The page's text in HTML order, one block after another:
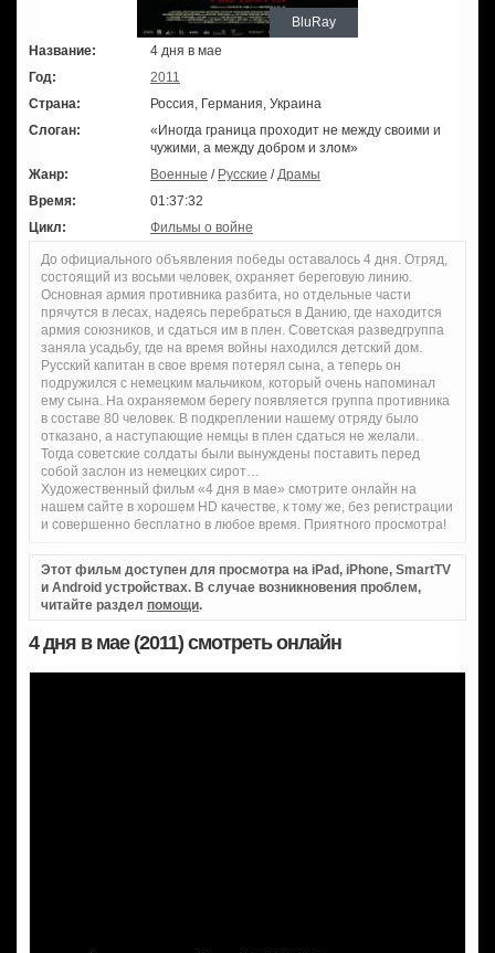
BluRay
Название:
4 дня в мае
Год:
2011
Страна:
Россия, Германия, Украина
Слоган:
«Иногда граница проходит не между своими и
чужими, а между добром и злом»
Жанр:
Военные / Русские / Драмы
Время:
01:37:32
Цикл:
Фильмы о войне
До официального объявления победы оставалось 4 дня. Отряд,
состоящий из восьми человек, охраняет береговую линию.
Основная армия противника разбита, но отдельные части
прячутся в лесах, надеясь перебраться в Данию, где находится
армия союзников, и сдаться им в плен. Советская разведгруппа
заняла усадьбу, где на время войны находился детский дом.
Русский капитан в свое время потерял сына, а теперь он
подружился с немецким мальчиком, который очень напоминал
ему сына. На охраняемом берегу появляется группа противника
в составе 80 человек. В подкреплении нашему отряду было
отказано, а наступающие немцы в плен сдаться не желали.
Тогда советские солдаты были вынуждены поставить перед
собой заслон из немецких сирот…
Художественный фильм «4 дня в мае» смотрите онлайн на
нашем сайте в хорошем HD качестве, к тому же, без регистрации
и совершенно бесплатно в любое время. Приятного просмотра!
Этот фильм доступен для просмотра на iPad, iPhone, SmartTV
и Android устройствах. В случае возникновения проблем,
читайте раздел помощи.
4 дня в мае (2011) смотреть онлайн